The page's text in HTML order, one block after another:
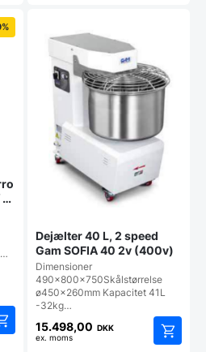
6
Dejælter 40 L, 2 speed
Gam SOFIA 40 2v (400v)
Dimensioner
490x800x750Skålstørrelse
ø450x260mm Kapacitet 41L
-32kg…
15.498,00 DKK
ex. moms